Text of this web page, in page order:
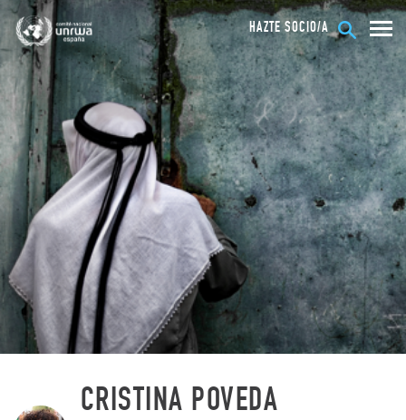
HAZTE SOCIO/A
CRISTINA POVEDA